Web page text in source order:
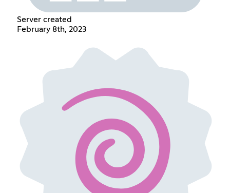
Server created
February 8th, 2023